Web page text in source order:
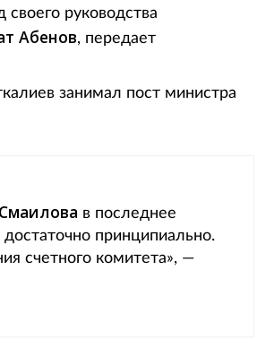
руководства
Абенов, передает
занимал пост министра
в последнее
принципиально.
счетного комитета», —